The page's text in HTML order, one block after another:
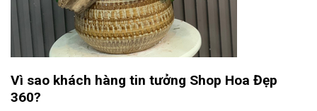
Vì sao khách hàng tin tưởng Shop Hoa Đẹp
360?